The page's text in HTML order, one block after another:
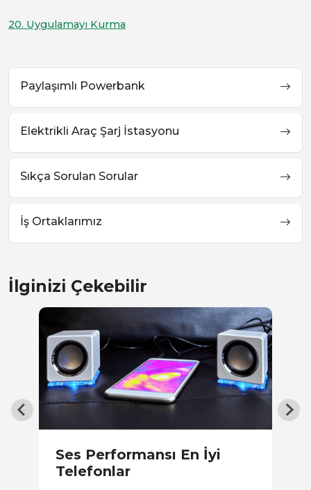
20. Uygulamayı Kurma
Paylaşımlı Powerbank
Elektrikli Araç Şarj İstasyonu
Sıkça Sorulan Sorular
İş Ortaklarımız
İlginizi Çekebilir
Ses Performansı En İyi
Telefonlar